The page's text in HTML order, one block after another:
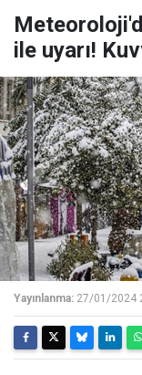
ile uyarı!
Yayınlanma: 27/01/2024